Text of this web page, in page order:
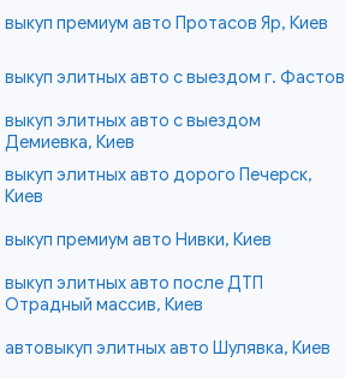
выкуп премиум авто Протасов Яр, Киев
выкуп элитных авто с выездом г. Фастов
выкуп элитных авто с выездом
Демиевка, Киев
выкуп элитных авто дорого Печерск,
Киев
выкуп премиум авто Нивки, Киев
выкуп элитных авто после ДТП
Отрадный массив, Киев
автовыкуп элитных авто Шулявка, Киев